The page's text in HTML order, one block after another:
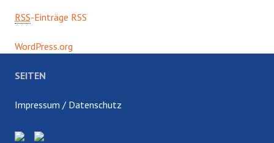
RSS-Einträge RSS
WordPress.org
SEITEN
Impressum / Datenschutz